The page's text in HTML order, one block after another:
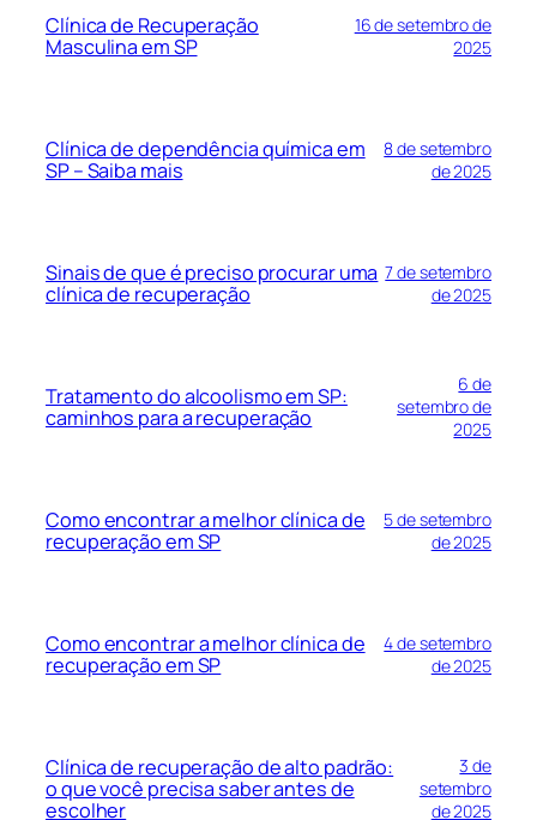
Clínica de Recuperação
Masculina em SP
16 de setembro de
2025
Clínica de dependência química em
SP – Saiba mais
8 de setembro
de 2025
Sinais de que é preciso procurar uma
clínica de recuperação
7 de setembro
de 2025
Tratamento do alcoolismo em SP:
caminhos para a recuperação
6 de
setembro de
2025
Como encontrar a melhor clínica de
recuperação em SP
5 de setembro
de 2025
Como encontrar a melhor clínica de
recuperação em SP
4 de setembro
de 2025
Clínica de recuperação de alto padrão:
o que você precisa saber antes de
escolher
3 de
setembro
de 2025